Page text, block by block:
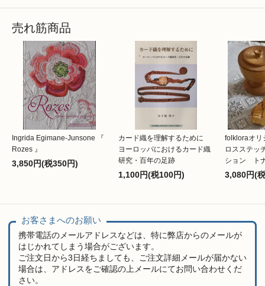
売れ筋商品
Ingrida Egimane-Junsone 『
Rozes 』
3,850円(税350円)
カード織を理解するために
ヨーロッパにおけるカード織
研究・百年の足跡
1,100円(税100円)
folkloraオ
ロスステッ
ション ト
3,080円(
お客さまへのお願い
携帯電話のメールアドレスなどは、特に弊店からのメールが
はじかれてしまう場合がございます。
ご注文日から3日経ちましても、ご注文詳細メールが届かない
場合は、アドレスをご確認の上メールにてお問い合わせくだ
さい。